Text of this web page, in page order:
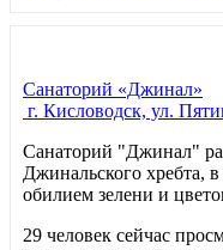
Санаторий «Джинал»
г. Кисловодск, ул.
Санаторий "Джинал"
Джинальского хребта,
обилием зелени и
29 человек сейчас